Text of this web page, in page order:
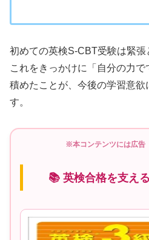
初めての英検S-CBT受験は緊張
これをきっかけに「自分の力
積めたことが、今後の学習意欲
す。
※本コンテンツには広告
📚 英検合格を支え